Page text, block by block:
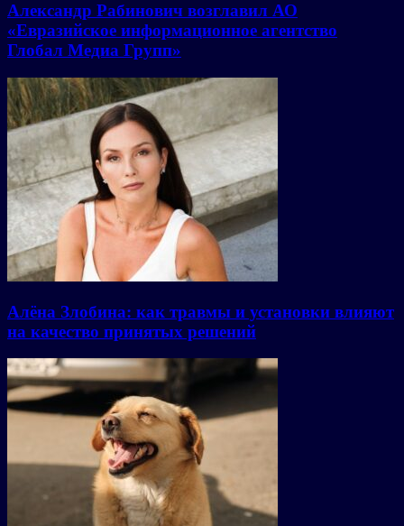
Александр Рабинович возглавил АО
«Евразийское информационное агентство
Глобал Медиа Групп»
Алёна Злобина: как травмы и установки влияют
на качество принятых решений